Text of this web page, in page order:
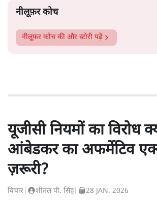
नीलूफ़र कोच
नीलूफ़र कोच की और स्टोरी पढ़ें
यूजीसी नियमों का विरोध
आंबेडकर का अफर्मेटिव
ज़रूरी?
विचार शीतल पी. सिंह| 28 JAN, 2026